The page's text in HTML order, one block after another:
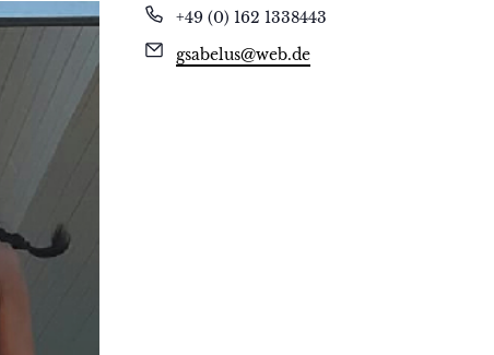
Telefon
+49 (0) 162 1338443
Email
gsabelus@web.de